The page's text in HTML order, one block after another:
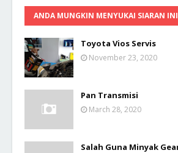
ANDA MUNGKIN MENYUKAI SIARAN INI
Toyota Vios Servis
November 23, 2020
Pan Transmisi
March 28, 2020
Salah Guna Minyak